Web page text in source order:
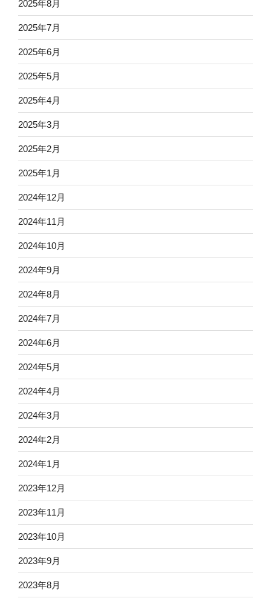
2025年8月
2025年7月
2025年6月
2025年5月
2025年4月
2025年3月
2025年2月
2025年1月
2024年12月
2024年11月
2024年10月
2024年9月
2024年8月
2024年7月
2024年6月
2024年5月
2024年4月
2024年3月
2024年2月
2024年1月
2023年12月
2023年11月
2023年10月
2023年9月
2023年8月